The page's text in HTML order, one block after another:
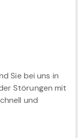
Sie bei uns in
Störungen mit
und